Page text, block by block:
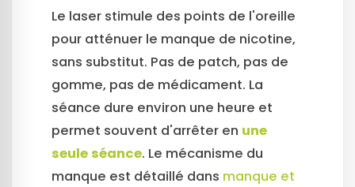
Le laser stimule des points de l'oreille
pour atténuer le manque de nicotine,
sans substitut. Pas de patch, pas de
gomme, pas de médicament. La
séance dure environ une heure et
permet souvent d'arrêter en une
seule séance. Le mécanisme du
manque est détaillé dans manque et